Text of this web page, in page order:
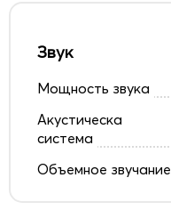
Звук
Мощность звука
Акустическа
система
Объемное звучание